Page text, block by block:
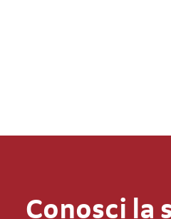
Conosci la